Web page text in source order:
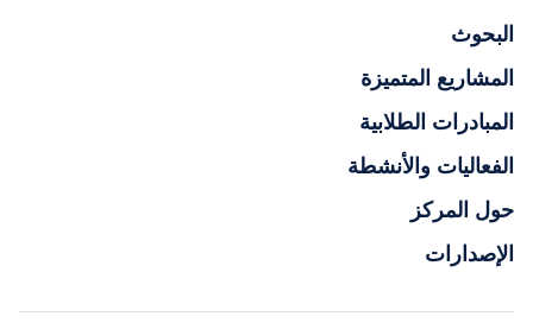
البحوث
المشاريع المتميزة
المبادرات الطلابية
الفعاليات والأنشطة
حول المركز
الإصدارات